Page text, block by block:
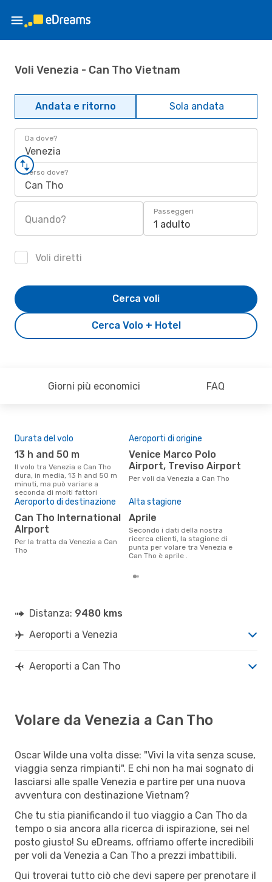
Voli Venezia - Can Tho Vietnam
Andata e ritorno Sola andata
Da dove?
Venezia
Verso dove?
Can Tho
Quando?
Passeggeri
1 adulto
Voli diretti
Cerca Volo + Hotel
Cerca voli
Giorni più economici FAQ
Durata del volo
13 h and 50 m
Il volo tra Venezia e Can Tho
dura, in media, 13 h and 50 m
minuti, ma può variare a
seconda di molti fattori
Aeroporti di origine
Venice Marco Polo
Airport, Treviso Airport
Per voli da Venezia a Can Tho
Aeroporto di destinazione
Can Tho International
AIrport
Per la tratta da Venezia a Can
Tho
Alta stagione
aprile
Secondo i dati della nostra
ricerca clienti, la stagione di
punta per volare tra Venezia e
Can Tho è aprile .
Distanza: 9480 kms
Aeroporti a Venezia
Aeroporti a Can Tho
Volare da Venezia a Can Tho
Oscar Wilde una volta disse: "Vivi la vita senza scuse,
viaggia senza rimpianti". E chi non ha mai sognato di
lasciarsi alle spalle Venezia e partire per una nuova
avventura con destinazione Vietnam?
Che tu stia pianificando il tuo viaggio a Can Tho da
tempo o sia ancora alla ricerca di ispirazione, sei nel
posto giusto! Su eDreams, offriamo offerte incredibili
per voli da Venezia a Can Tho a prezzi imbattibili.
Qui troverai tutto ciò che devi sapere per prenotare il